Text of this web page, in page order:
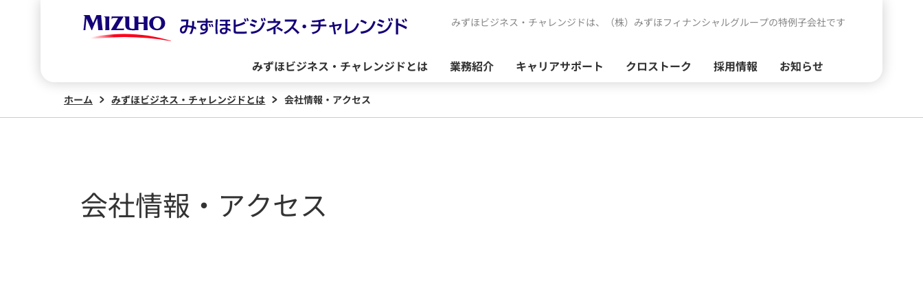
みずほビジネス・チャレンジドは、（株）みずほフィナンシャルグループの特例子会社です
みずほビジネス・チャレンジドとは 業務紹介 キャリアサポート クロストーク 採用情報 お知らせ
ホーム みずほビジネス・チャレンジドとは 会社情報・アクセス
会社情報・アクセス